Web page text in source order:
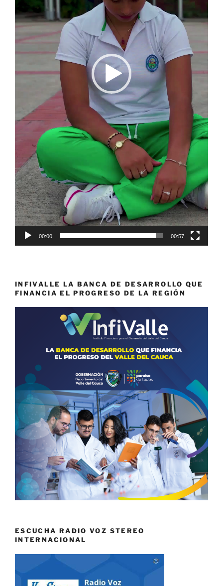
00:00 00:57
INFIVALLE LA BANCA DE DESARROLLO QUE
FINANCIA EL PROGRESO DE LA REGIÓN
ESCUCHA RADIO VOZ STEREO
INTERNACIONAL